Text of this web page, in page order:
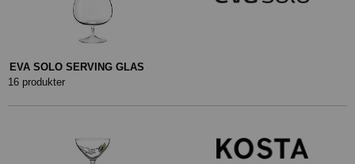
EVA SOLO SERVING GLAS
16 produkter